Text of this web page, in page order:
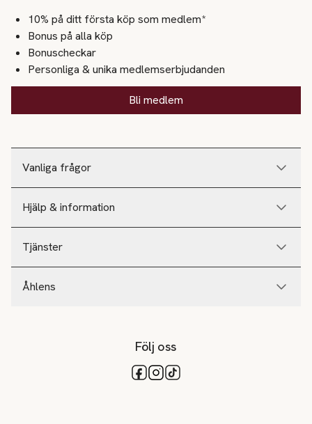
Vanliga frågor
Hjälp & information
Tjänster
Åhlens
10% på ditt första köp som medlem*
Bonus på alla köp
Bonuscheckar
Personliga & unika medlemserbjudanden
Bli medlem
Följ oss